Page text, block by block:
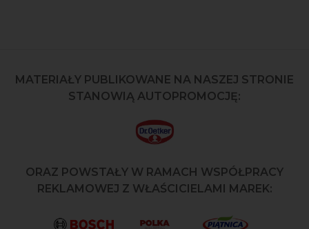
MATERIAŁY PUBLIKOWANE NA NASZEJ STRONIE
STANOWIĄ AUTOPROMOCJĘ:
ORAZ POWSTAŁY W RAMACH WSPÓŁPRACY
REKLAMOWEJ Z WŁAŚCICIELAMI MAREK: